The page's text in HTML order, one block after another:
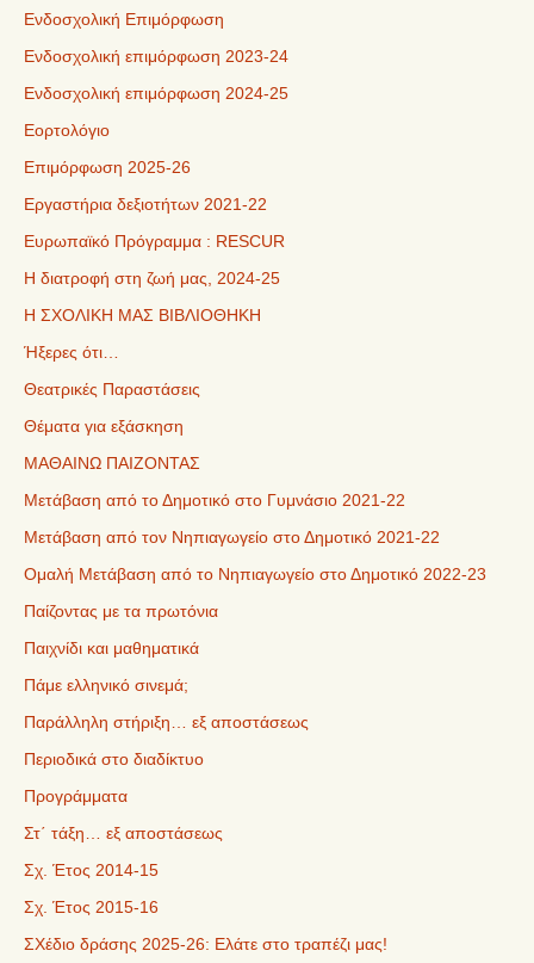
Ενδοσχολική Επιμόρφωση
Ενδοσχολική επιμόρφωση 2023-24
Ενδοσχολική επιμόρφωση 2024-25
Εορτολόγιο
Επιμόρφωση 2025-26
Εργαστήρια δεξιοτήτων 2021-22
Ευρωπαϊκό Πρόγραμμα : RESCUR
Η διατροφή στη ζωή μας, 2024-25
Η ΣΧΟΛΙΚΗ ΜΑΣ ΒΙΒΛΙΟΘΗΚΗ
Ήξερες ότι…
Θεατρικές Παραστάσεις
Θέματα για εξάσκηση
ΜΑΘΑΙΝΩ ΠΑΙΖΟΝΤΑΣ
Μετάβαση από το Δημοτικό στο Γυμνάσιο 2021-22
Μετάβαση από τον Νηπιαγωγείο στο Δημοτικό 2021-22
Ομαλή Μετάβαση από το Νηπιαγωγείο στο Δημοτικό 2022-23
Παίζοντας με τα πρωτόνια
Παιχνίδι και μαθηματικά
Πάμε ελληνικό σινεμά;
Παράλληλη στήριξη… εξ αποστάσεως
Περιοδικά στο διαδίκτυο
Προγράμματα
Στ΄ τάξη… εξ αποστάσεως
Σχ. Έτος 2014-15
Σχ. Έτος 2015-16
ΣΧέδιο δράσης 2025-26: Ελάτε στο τραπέζι μας!